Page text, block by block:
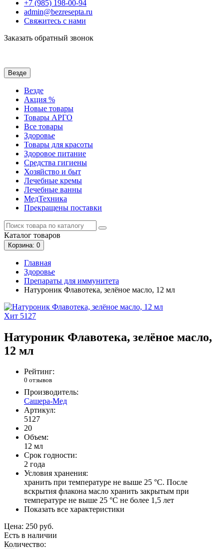
+7 (985) 198-00-94
admin@bezresepta.ru
Свяжитесь с нами
Заказать обратный звонок
Везде
Везде
Акция %
Новые товары
Товары АРГО
Все товары
Здоровье
Товары для красоты
Здоровое питание
Средства гигиены
Хозяйство и быт
Лечебные кремы
Лечебные ванны
МедТехника
Прекращены поставки
Каталог товаров
Корзина: 0
Главная
Здоровье
Препараты для иммунитета
Натуроник Флавотека, зелёное масло, 12 мл
Хит 5127
Натуроник Флавотека, зелёное масло,
12 мл
Рейтинг:
0 отзывов
Производитель:
Сашера-Мед
Артикул:
5127
20
Объем:
12 мл
Срок годности:
2 года
Условия хранения:
хранить при температуре не выше 25 °С. После
вскрытия флакона масло хранить закрытым при
температуре не выше 25 °С не более 1,5 лет
Показать все характеристики
Цена: 250 руб.
Есть в наличии
Количество: